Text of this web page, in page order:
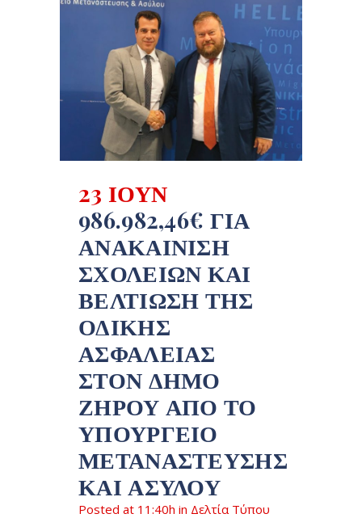
23 ΙΟΎΝ
986.982,46€ ΓΙΑ
ΑΝΑΚΑΊΝΙΣΗ
ΣΧΟΛΕΊΩΝ ΚΑΙ
ΒΕΛΤΊΩΣΗ ΤΗΣ
ΟΔΙΚΉΣ
ΑΣΦΆΛΕΙΑΣ
ΣΤΟΝ ΔΉΜΟ
ΖΗΡΟΎ ΑΠΌ ΤΟ
ΥΠΟΥΡΓΕΊΟ
ΜΕΤΑΝΆΣΤΕΥΣΗΣ
ΚΑΙ ΑΣΎΛΟΥ
Posted at 11:40h in Δελτία Τύπου